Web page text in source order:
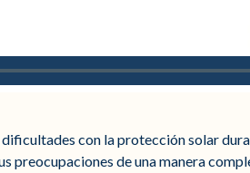
con la protección solar
preocupaciones de una manera